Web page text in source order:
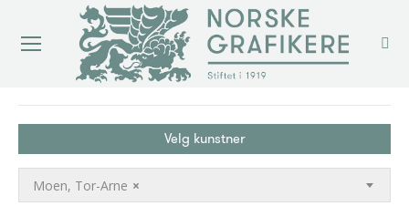
Velg kunstner
×
Moen, Tor-Arne